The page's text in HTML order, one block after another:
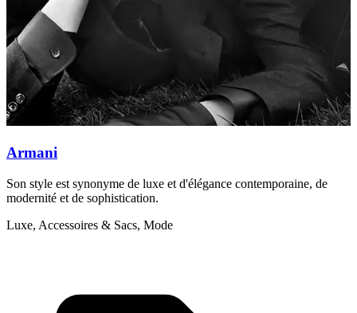
Armani
Son style est synonyme de luxe et d'élégance contemporaine, de
modernité et de sophistication.
Luxe, Accessoires & Sacs, Mode